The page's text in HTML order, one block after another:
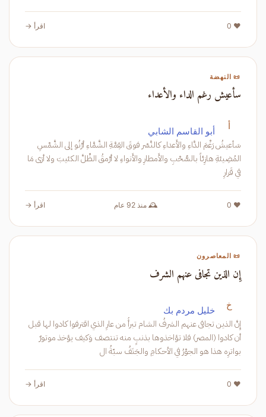
❤️ 0 اقرأ →
📜 النهضة
سأعيش رغم الداء والأعداء
أ أبو القاسم الشابي
سَأعيشُ رَغْمَ الدَّاءِ والأَعداءِ كالنَّسْر فوقَ القِمَّةِ الشَّمَّاءِ أرْنُو إلى الشَّمْسِ
المُضِيئةِ هازِئاً بالسُّحْبِ والأَمطارِ والأَنواءِ لا أرْمقُ الظِّلَّ الكئيبَ ولا أرَى مَا
في قَرارِ
❤️ 0 🕰️ منذ 92 عام اقرأ →
📜 المعاصرون
إِن الذين تجافى عنهم الشرف
خ خليل مردم بك
إِنَّ الذين تجافى عنهم الشرفُ الشام تبرأُ من عارِ الذي اقترفوا كادوا لها قبل
أن كادوا (المصر) فلا تؤاخذوها بذنبٍ منه تنتصف وَكيف يؤخذ موتورٌ
بواترِه هذا هو الجوْرُ في الأحكامِ والجَنَفُ سبّةُ ال
❤️ 0 اقرأ →